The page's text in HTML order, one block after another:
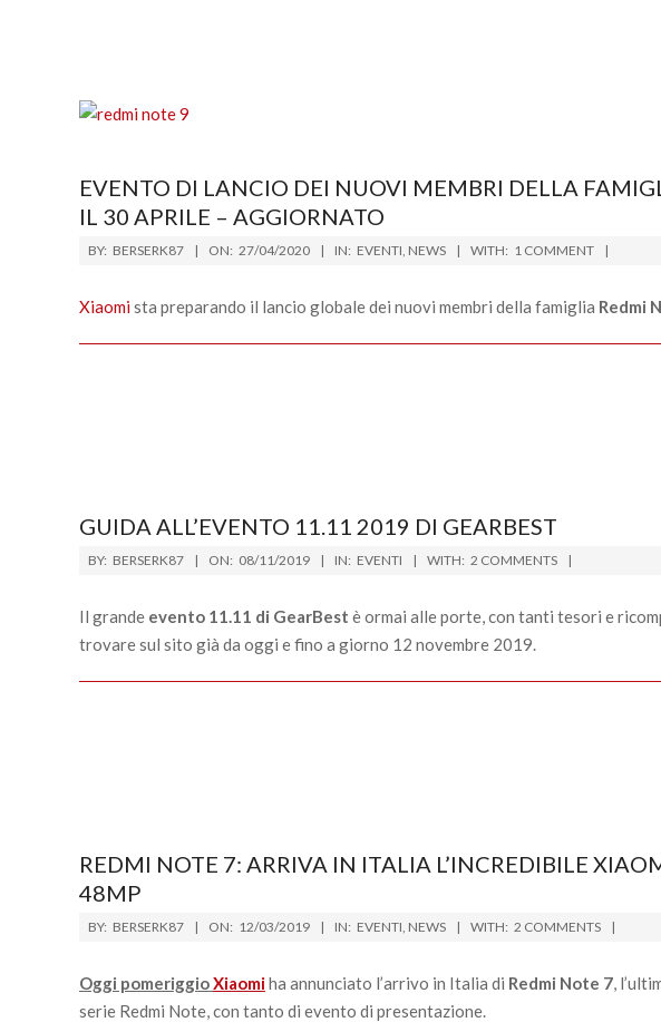
EVENTO DI LANCIO DEI NUOVI MEMBRI DELLA
IL 30 APRILE – AGGIORNATO
2020-
27
BY: BERSERK87 ON: 27/04/2020 IN: EVENTI, NEWS WITH: 1 COMMENT
Xiaomista preparando il lancio globale dei nuovi membri della famiglia Redmi
GUIDA ALL’EVENTO 11.11 2019 DI GEARBEST
2019-
08
BY: BERSERK87 ON: 08/11/2019 IN: EVENTI WITH: 2 COMMENTS
Il grande evento 11.11 di GearBest è ormai alle porte, con tanti tesori e
trovare sul sito già da oggi e fino a giorno 12 novembre 2019.
REDMI NOTE 7: ARRIVA IN ITALIA L’INCREDIBILE
48MP
2019-
12
BY: BERSERK87 ON: 12/03/2019 IN: EVENTI, NEWS WITH: 2 COMMENTS
Oggi pomeriggioXiaomiha annunciato l’arrivo in Italia di Redmi Note 7,
serie Redmi Note, con tanto di evento di presentazione.